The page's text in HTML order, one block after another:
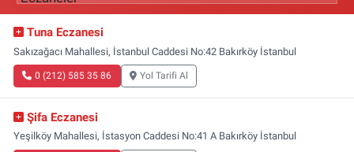
Tuna Eczanesi
Sakızağacı Mahallesi, İstanbul Caddesi No:42 Bakırköy İstanbul
0 (212) 585 35 86 Yol Tarifi Al
Şifa Eczanesi
Yeşilköy Mahallesi, İstasyon Caddesi No:41 A Bakırköy İstanbul